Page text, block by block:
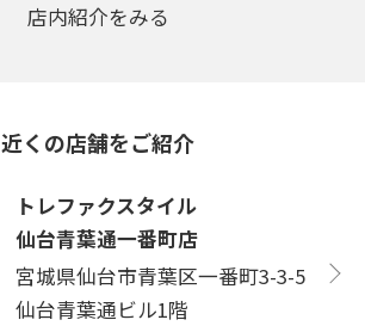
店内紹介をみる
近くの店舗をご紹介
トレファクスタイル
仙台青葉通一番町店
宮城県仙台市青葉区一番町3-3-5
仙台青葉通ビル1階